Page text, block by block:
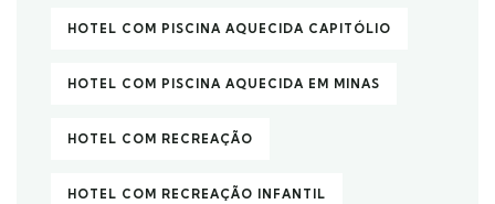
HOTEL COM PISCINA AQUECIDA CAPITÓLIO
HOTEL COM PISCINA AQUECIDA EM MINAS
HOTEL COM RECREAÇÃO
HOTEL COM RECREAÇÃO INFANTIL